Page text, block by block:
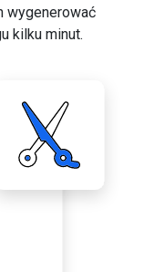
wygenerować
kilku minut.